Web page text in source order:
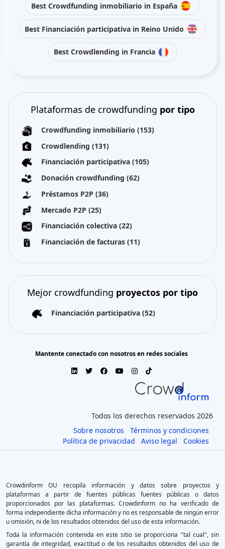
Best Crowdfunding inmobiliario in España
Best Financiación participativa in Reino Unido
Best Crowdlending in Francia
Plataformas de crowdfunding por tipo
Crowdfunding inmobiliario (153)
Crowdlending (131)
Financiación participativa (105)
Donación crowdfunding (62)
Préstamos P2P (36)
Mercado P2P (25)
Financiación colectiva (22)
Financiación de facturas (11)
Mejor crowdfunding proyectos por tipo
Financiación participativa (52)
Mantente conectado con nosotros en redes sociales
Todos los derechos reservados 2026
Sobre nosotros
Términos y condiciones
Política de privacidad
Aviso legal Cookies
Crowdinform OU recopila información y datos sobre proyectos y
plataformas a partir de fuentes públicas fuentes públicas o datos
proporcionados por las plataformas. Crowdinform no ha verificado de
forma independiente dicha información y no es responsable de ningún error
u omisión, ni de los resultados obtenidos del uso de esta información.
Toda la información contenida en este sitio se proporciona "tal cual", sin
garantía de integridad, exactitud o de los resultados obtenidos del uso de